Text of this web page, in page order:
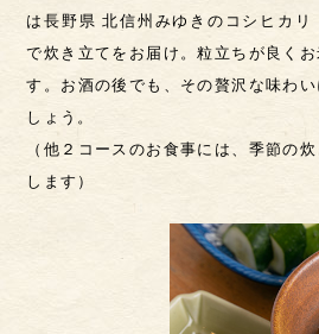
は長野県 北信州みゆきのコシヒカリ
で炊き立てをお届け。粒立ちが良く
す。お酒の後でも、その贅沢な味わ
しょう。
（他２コースのお食事には、季節の
します）